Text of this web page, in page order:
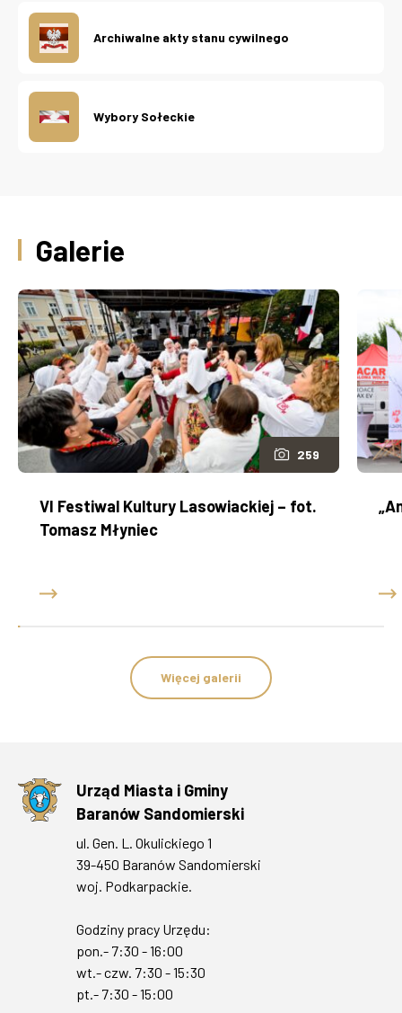
Archiwalne akty stanu cywilnego
Wybory Sołeckie
Galerie
259
VI Festiwal Kultury Lasowiackiej – fot.
Tomasz Młyniec
Więcej galerii
Urząd Miasta i Gminy
Baranów Sandomierski
ul. Gen. L. Okulickiego 1
39-450 Baranów Sandomierski
woj. Podkarpackie.
Godziny pracy Urzędu:
pon.- 7:30 - 16:00
wt.- czw. 7:30 - 15:30
pt.- 7:30 - 15:00